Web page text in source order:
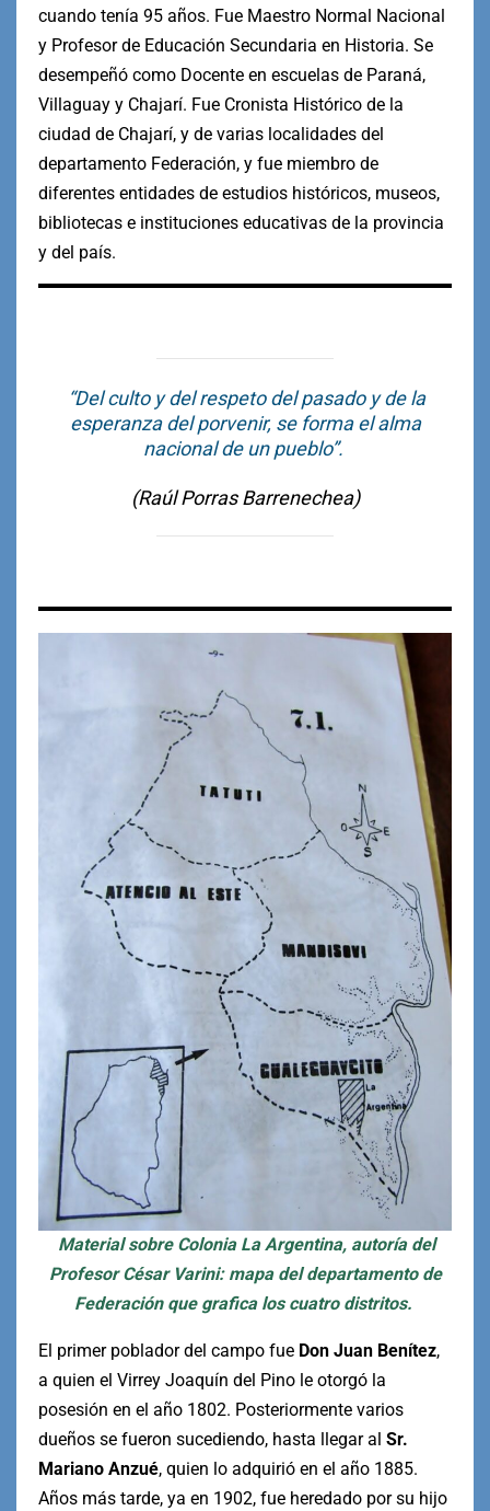
cuando tenía 95 años. Fue Maestro Normal Nacional
y Profesor de Educación Secundaria en Historia. Se
desempeñó como Docente en escuelas de Paraná,
Villaguay y Chajarí. Fue Cronista Histórico de la
ciudad de Chajarí, y de varias localidades del
departamento Federación, y fue miembro de
diferentes entidades de estudios históricos, museos,
bibliotecas e instituciones educativas de la provincia
y del país.
“Del culto y del respeto del pasado y de la
esperanza del porvenir, se forma el alma
nacional de un pueblo”.
(Raúl Porras Barrenechea)
Material sobre Colonia La Argentina, autoría del
Profesor César Varini: mapa del departamento de
Federación que grafica los cuatro distritos.
El primer poblador del campo fue Don Juan Benítez,
a quien el Virrey Joaquín del Pino le otorgó la
posesión en el año 1802. Posteriormente varios
dueños se fueron sucediendo, hasta llegar al Sr.
Mariano Anzué, quien lo adquirió en el año 1885.
Años más tarde, ya en 1902, fue heredado por su hijo